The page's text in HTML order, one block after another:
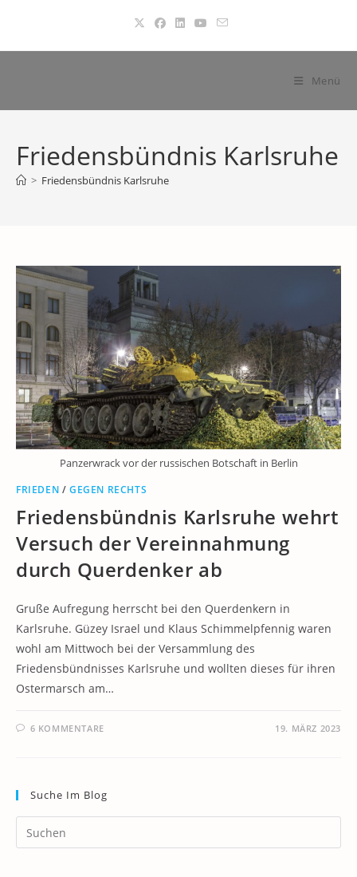
springen
Menü
Friedensbündnis Karlsruhe
> Friedensbündnis Karlsruhe
Panzerwrack vor der russischen Botschaft in Berlin
FRIEDEN /GEGEN RECHTS
Friedensbündnis Karlsruhe wehrt
Versuch der Vereinnahmung
durch Querdenker ab
Gruße Aufregung herrscht bei den Querdenkern in
Karlsruhe. Güzey Israel und Klaus Schimmelpfennig waren
wohl am Mittwoch bei der Versammlung des
Friedensbündnisses Karlsruhe und wollten dieses für ihren
Ostermarsch am…
6 KOMMENTARE 19. MÄRZ 2023
Suche Im Blog